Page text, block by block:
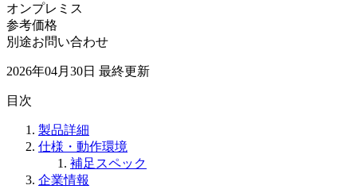
オンプレミス
参考価格
別途お問い合わせ
2026年04月30日 最終更新
目次
製品詳細
仕様・動作環境
補足スペック
企業情報